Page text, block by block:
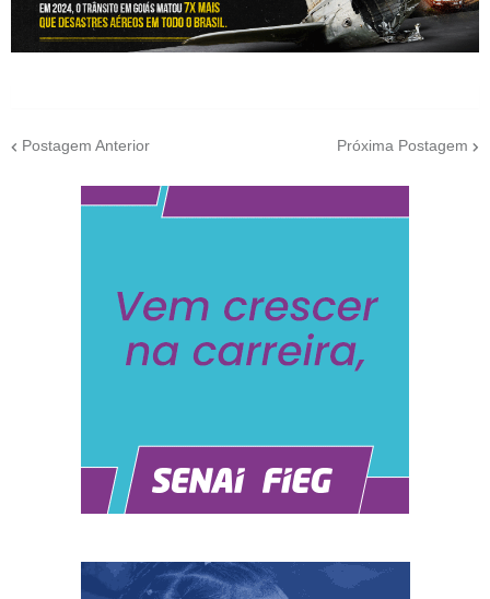
Postagem Anterior Próxima Postagem